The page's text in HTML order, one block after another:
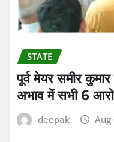
STATE
पूर्व मेयर समीर
अभाव में सभी 6
deepak Aug